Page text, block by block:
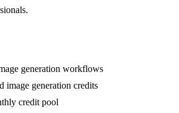
generation workflows
image generation credits
credit pool